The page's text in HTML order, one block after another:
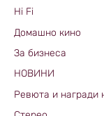
Hi Fi
Домашно кино
За бизнеса
НОВИНИ
Ревюта и награди